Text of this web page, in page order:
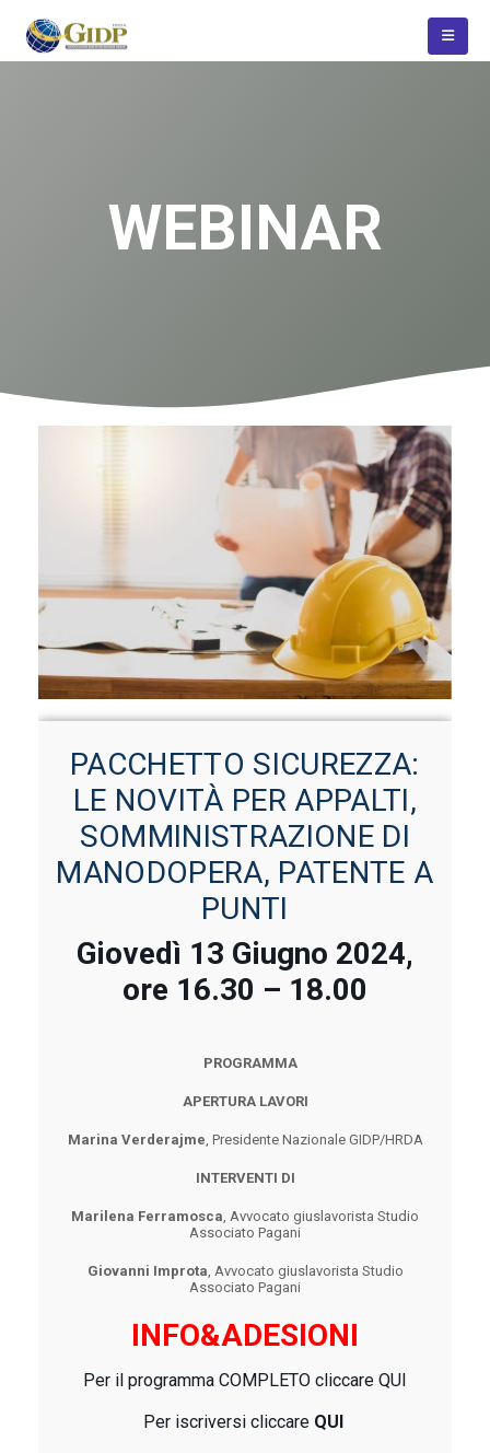
WEBINAR
PACCHETTO SICUREZZA:
LE NOVITÀ PER APPALTI,
SOMMINISTRAZIONE DI
MANODOPERA, PATENTE A
PUNTI
Giovedì 13 Giugno 2024,
ore 16.30 – 18.00
PROGRAMMA
APERTURA LAVORI
Marina Verderajme Presidente Nazionale GIDP/HRDA
INTERVENTI DI
Marilena Ferramosca Avvocato giuslavorista Studio
Associato Pagani
Giovanni Improta Avvocato giuslavorista Studio
Associato Pagani
INFO&ADESIONI
Per il programma COMPLETO cliccare QUI
Per iscriversi cliccare QUI